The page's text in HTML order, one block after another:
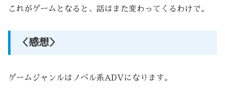
これがゲームとなると、話はまた変わってくるわけで。
＜感想＞
ゲームジャンルはノベル系ADVになります。